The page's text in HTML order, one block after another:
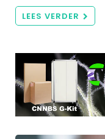
LEES VERDER